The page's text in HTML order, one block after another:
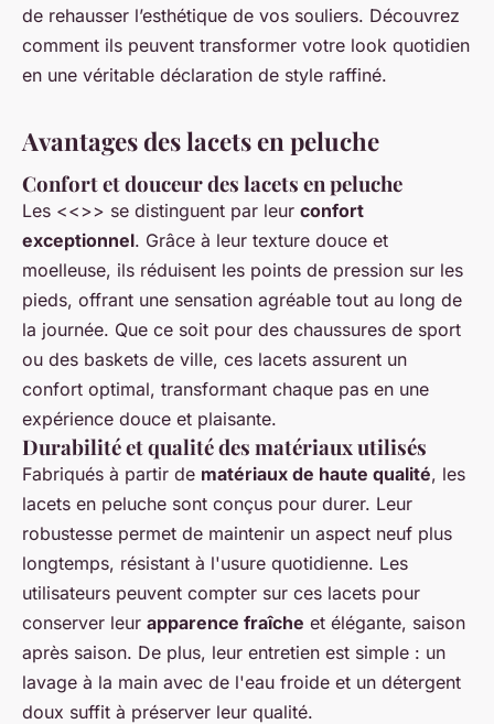
de rehausser l’esthétique de vos souliers. Découvrez
comment ils peuvent transformer votre look quotidien
en une véritable déclaration de style raffiné.
Avantages des lacets en peluche
Confort et douceur des lacets en peluche
Les <<>> se distinguent par leur confort
exceptionnel. Grâce à leur texture douce et
moelleuse, ils réduisent les points de pression sur les
pieds, offrant une sensation agréable tout au long de
la journée. Que ce soit pour des chaussures de sport
ou des baskets de ville, ces lacets assurent un
confort optimal, transformant chaque pas en une
expérience douce et plaisante.
Durabilité et qualité des matériaux utilisés
Fabriqués à partir de matériaux de haute qualité, les
lacets en peluche sont conçus pour durer. Leur
robustesse permet de maintenir un aspect neuf plus
longtemps, résistant à l'usure quotidienne. Les
utilisateurs peuvent compter sur ces lacets pour
conserver leur apparence fraîche et élégante, saison
après saison. De plus, leur entretien est simple : un
lavage à la main avec de l'eau froide et un détergent
doux suffit à préserver leur qualité.